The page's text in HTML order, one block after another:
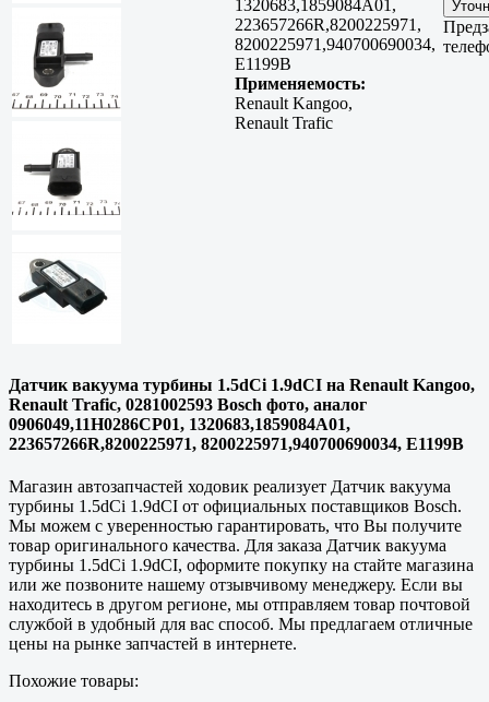
1320683,1859084A01,
223657266R,8200225971,
8200225971,940700690034,
E1199B
Применяемость:
Renault Kangoo,
Renault Trafic
Датчик вакуума турбины 1.5dCi 1.9dCI на Renault Kangoo,
Renault Trafic, 0281002593 Bosch фото, аналог
0906049,11H0286CP01, 1320683,1859084A01,
223657266R,8200225971, 8200225971,940700690034, E1199B
Магазин автозапчастей ходовик реализует Датчик вакуума
турбины 1.5dCi 1.9dCI от официальных поставщиков Bosch.
Мы можем с уверенностью гарантировать, что Вы получите
товар оригинального качества. Для заказа Датчик вакуума
турбины 1.5dCi 1.9dCI, оформите покупку на стайте магазина
или же позвоните нашему отзывчивому менеджеру. Если вы
находитесь в другом регионе, мы отправляем товар почтовой
службой в удобный для вас способ. Мы предлагаем отличные
цены на рынке запчастей в интернете.
Похожие товары: